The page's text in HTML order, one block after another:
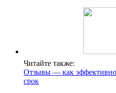
Читайте также:
Отзывы — как эффективно
срок